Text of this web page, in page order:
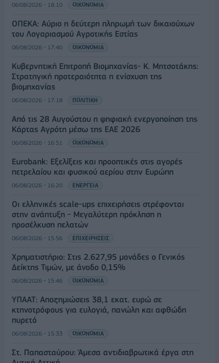
06/08/2026 - 18:10 ΟΙΚΟΝΟΜΙΑ
ΟΠΕΚΑ: Αύριο η δεύτερη πληρωμή των δικαιούχων
του Λογαριασμού Αγροτικής Εστίας
06/08/2026 - 17:40 ΟΙΚΟΝΟΜΙΑ
Κυβερνητική Επιτροπή Βιομηχανίας- Κ. Μητσοτάκης:
Στρατηγική προτεραιότητα η ενίσχυση της
βιομηχανίας
06/08/2026 - 17:18 ΠΟΛΙΤΙΚΗ
Από τις 28 Αυγούστου η ψηφιακή ενεργοποίηση της
Κάρτας Αγρότη μέσω της ΕΑΕ 2026
06/08/2026 - 16:51 ΟΙΚΟΝΟΜΙΑ
Eurobank: Εξελίξεις και προοπτικές στις αγορές
πετρελαίου και φυσικού αερίου στην Ευρώπη
06/08/2026 - 16:20 ΕΝΕΡΓΕΙΑ
Οι ελληνικές scale-ups επιχειρήσεις στρέφονται
στην ανάπτυξη - Μεγαλύτερη πρόκληση η
προσέλκυση πελατών
06/08/2026 - 15:56 ΕΠΙΧΕΙΡΗΣΕΙΣ
Χρηματιστήριο: Στις 2.627,95 μονάδες ο Γενικός
Δείκτης Τιμών, με άνοδο 0,15%
06/08/2026 - 15:46 ΟΙΚΟΝΟΜΙΑ
ΥΠΑΑΤ: Αποζημιώσεις 38,1 εκατ. ευρώ σε
κτηνοτρόφους για ευλογιά, πανώλη και αφθώδη
πυρετό
06/08/2026 - 15:33 ΟΙΚΟΝΟΜΙΑ
Στ. Παπασταύρου: Άμεσα αντιδιαβρωτικά έργα στη